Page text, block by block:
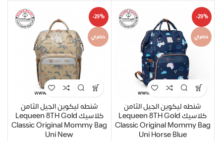
-29%
حصري
شنطه ليكوين الجيل الثامن
كلاسيك Lequeen 8TH Gold
Classic Original Mommy Bag
Uni Horse Blue
-29%
حصري
شنطه ليكوين الجيل الثامن
كلاسيك Lequeen 8TH Gold
Classic Original Mommy Bag
Uni New